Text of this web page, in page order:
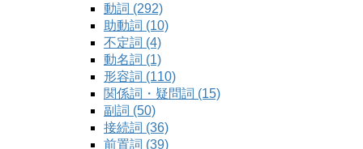
動詞 (292)
助動詞 (10)
不定詞 (4)
動名詞 (1)
形容詞 (110)
関係詞・疑問詞 (15)
副詞 (50)
接続詞 (36)
前置詞 (39)